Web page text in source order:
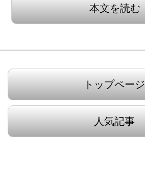
本文を読む
トップページ
人気記事